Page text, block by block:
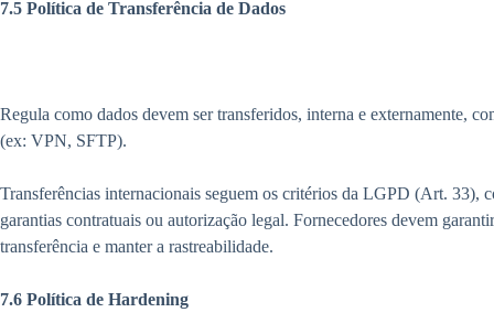
7.5 Política de Transferência de Dados
Regula como dados devem ser transferidos, interna e externamente,
(ex: VPN, SFTP).
Transferências internacionais seguem os critérios da LGPD (Art. 33),
garantias contratuais ou autorização legal. Fornecedores devem
transferência e manter a rastreabilidade.
7.6 Política de Hardening